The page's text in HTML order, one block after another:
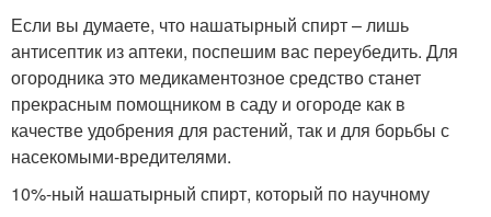
Если вы думаете, что нашатырный спирт – лишь
антисептик из аптеки, поспешим вас переубедить. Для
огородника это медикаментозное средство станет
прекрасным помощником в саду и огороде как в
качестве удобрения для растений, так и для борьбы с
насекомыми-вредителями.
10%-ный нашатырный спирт, который по научному